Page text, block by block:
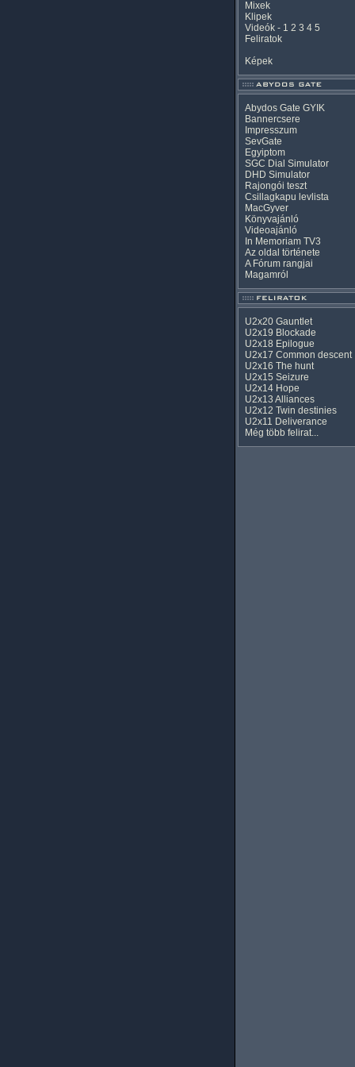
Mixek
Klipek
Videók - 1 2 3 4 5
Feliratok
Képek
Abydos Gate GYIK
Bannercsere
Impresszum
SevGate
Egyiptom
SGC Dial Simulator
DHD Simulator
Rajongói teszt
Csillagkapu levlista
MacGyver
Könyvajánló
Videoajánló
In Memoriam TV3
Az oldal története
A Fórum rangjai
Magamról
U2x20 Gauntlet
U2x19 Blockade
U2x18 Epilogue
U2x17 Common descent
U2x16 The hunt
U2x15 Seizure
U2x14 Hope
U2x13 Alliances
U2x12 Twin destinies
U2x11 Deliverance
Még több felirat...